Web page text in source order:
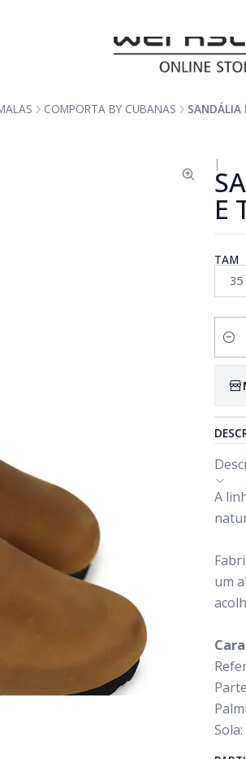
COMPORTA BY CUBANAS SANDÁLIA
|
E
TAM
35
A
um
Sola: